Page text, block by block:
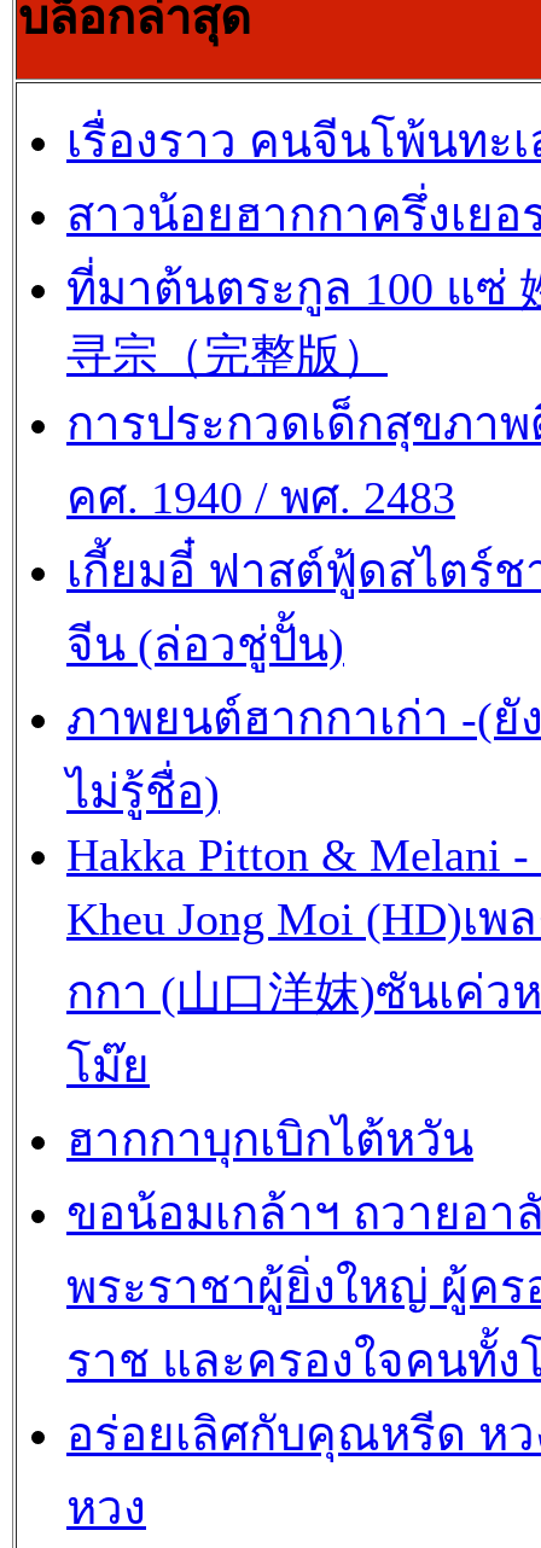
บล็อกล่าสุด
เรื่องราว คนจีนโพ้นทะ
สาวน้อยฮากกาครึ่งเยอ
ที่มาต้นตระกูล 100 แซ่
寻宗（完整版）
การประกวดเด็กสุขภา
คศ. 1940 / พศ. 2483
เกี้ยมอี๋ ฟาสต์ฟู้ดสไตร์ช
จีน (ล่อวชู่ปั้น)
ภาพยนต์ฮากกาเก่า -(ยั
ไม่รู้ชื่อ)
Hakka Pitton & Melani -
Kheu Jong Moi (HD)เพ
กกา (山口洋妺)ซันเค่ว
โม๊ย
ฮากกาบุกเบิกไต้หวัน
ขอน้อมเกล้าฯ ถวายอา
พระราชาผู้ยิ่งใหญ่ ผู้คร
ราช และครองใจคนทั้ง
อร่อยเลิศกับคุณหรีด หว
หวง